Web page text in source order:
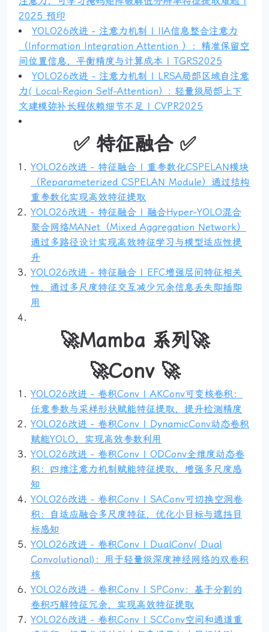
2025 预印
YOLO26改进 - 注意力机制 | IIA信息整合注意力
（Information Integration Attention ）：精准保留空
间位置信息，平衡精度与计算成本 | TGRS2025
YOLO26改进 - 注意力机制 | LRSA局部区域自注意
力( Local-Region Self-Attention）: 轻量级局部上下
文建模弥补长程依赖细节不足 | CVPR2025
✅ 特征融合 ✅
YOLO26改进 - 特征融合 | 重参数化CSPELAN模块
（Reparameterized CSPELAN Module）通过结构
重参数化实现高效特征提取
YOLO26改进 - 特征融合 | 融合Hyper-YOLO混合
聚合网络MANet（Mixed Aggregation Network）
通过多路径设计实现高效特征学习与模型适应性提
升
YOLO26改进 - 特征融合 | EFC增强层间特征相关
性，通过多尺度特征交互减少冗余信息丢失即插即
用
🚀Mamba 系列🚀
🚀Conv 🚀
YOLO26改进 - 卷积Conv | AKConv可变核卷积：
任意参数与采样形状赋能特征提取，提升检测精度
YOLO26改进 - 卷积Conv | DynamicConv动态卷积
赋能YOLO，实现高效参数利用
YOLO26改进 - 卷积Conv | ODConv全维度动态卷
积：四维注意力机制赋能特征提取，增强多尺度感
知
YOLO26改进 - 卷积Conv | SAConv可切换空洞卷
积：自适应融合多尺度特征，优化小目标与遮挡目
标感知
YOLO26改进 - 卷积Conv | DualConv( Dual
Convolutional)：用于轻量级深度神经网络的双卷积
核
YOLO26改进 - 卷积Conv | SPConv：基于分割的
卷积巧解特征冗余，实现高效特征提取
YOLO26改进 - 卷积Conv | SCConv空间和通道重